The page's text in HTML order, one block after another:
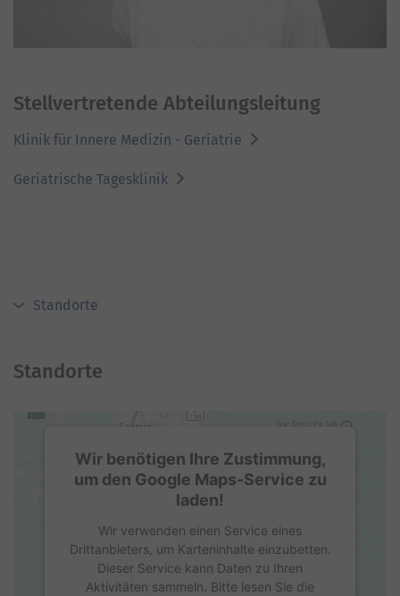
Stellvertretende Abteilungsleitung
Klinik für Innere Medizin - Geriatrie
Geriatrische Tagesklinik
Standorte
Standorte
Wir benötigen Ihre Zustimmung,
um den Google Maps-Service zu
laden!
Wir verwenden einen Service eines
Drittanbieters, um Karteninhalte einzubetten.
Dieser Service kann Daten zu Ihren
Aktivitäten sammeln. Bitte lesen Sie die